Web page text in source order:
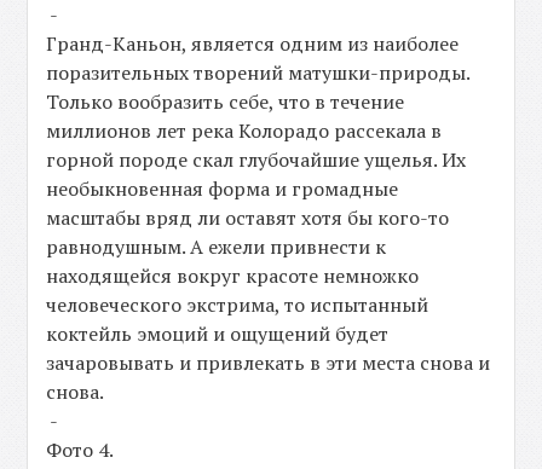
-
Гранд-Каньон, является одним из наиболее
поразительных творений матушки-природы.
Только вообразить себе, что в течение
миллионов лет река Колорадо рассекала в
горной породе скал глубочайшие ущелья. Их
необыкновенная форма и громадные
масштабы вряд ли оставят хотя бы кого-то
равнодушным. А ежели привнести к
находящейся вокруг красоте немножко
человеческого экстрима, то испытанный
коктейль эмоций и ощущений будет
зачаровывать и привлекать в эти места снова и
снова.
-
Фото 4.